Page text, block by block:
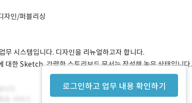
로그인하고 업무 내용 확인하기
자인/퍼블리싱
무 시스템입니다. 디자인을 리뉴얼하고자 합니다.
대한 Sketch, 간략한 스토리보드 문서는 작성해 놓은 상태입니다.